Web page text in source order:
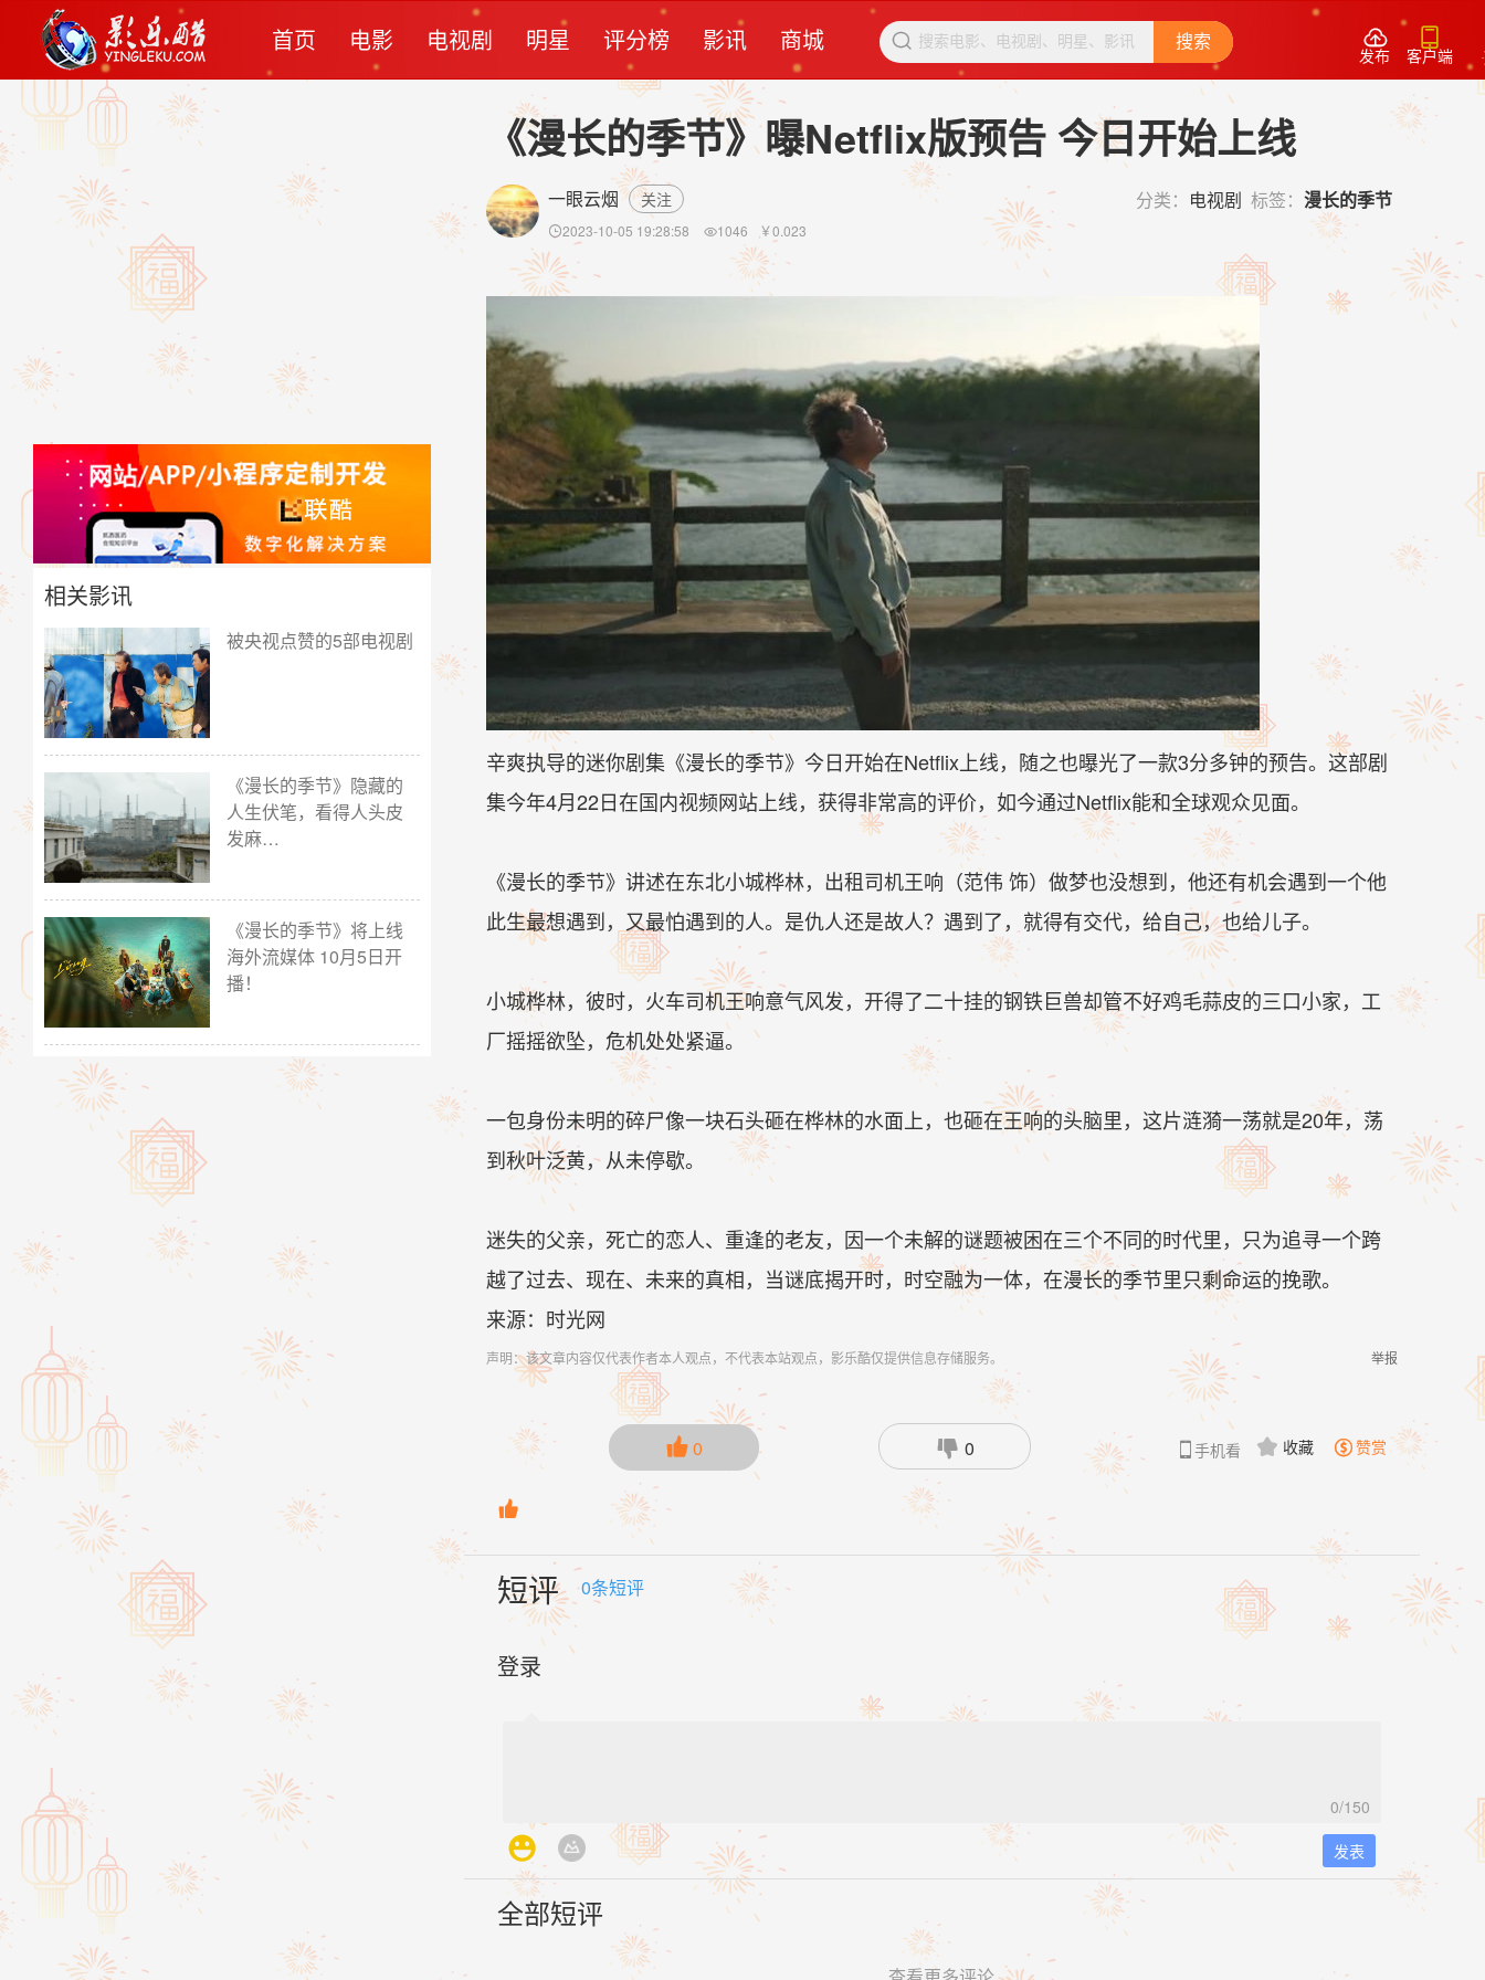
首页 电影 电视剧 明星 评分榜 影讯 商城  搜索 
发布

客户端
相关影讯
被央视点赞的5部电视剧
《漫长的季节》隐藏的
人生伏笔，看得人头皮
发麻…
《漫长的季节》将上线
海外流媒体 10月5日开
播！
《漫长的季节》曝Netflix版预告 今日开始上线
分类： 电视剧 标签： 漫长的季节
一眼云烟 关注
2023-10-05 19:28:58 1046 ￥0.023
辛爽执导的迷你剧集《漫长的季节》今日开始在Netflix上线，随之也曝光了一款3分多钟的预告。这部剧
集今年4月22日在国内视频网站上线，获得非常高的评价，如今通过Netflix能和全球观众见面。
《漫长的季节》讲述在东北小城桦林，出租司机王响（范伟 饰）做梦也没想到，他还有机会遇到一个他
此生最想遇到，又最怕遇到的人。是仇人还是故人？遇到了，就得有交代，给自己，也给儿子。
小城桦林，彼时，火车司机王响意气风发，开得了二十挂的钢铁巨兽却管不好鸡毛蒜皮的三口小家，工
厂摇摇欲坠，危机处处紧逼。
一包身份未明的碎尸像一块石头砸在桦林的水面上，也砸在王响的头脑里，这片涟漪一荡就是20年，荡
到秋叶泛黄，从未停歇。
迷失的父亲，死亡的恋人、重逢的老友，因一个未解的谜题被困在三个不同的时代里，只为追寻一个跨
越了过去、现在、未来的真相，当谜底揭开时，时空融为一体，在漫长的季节里只剩命运的挽歌。
来源：时光网
举报
声明：该文章内容仅代表作者本人观点，不代表本站观点，影乐酷仅提供信息存储服务。
赞赏
 收藏
手机看
0  0

短评 0条短评
登录
0/150
发表
全部短评